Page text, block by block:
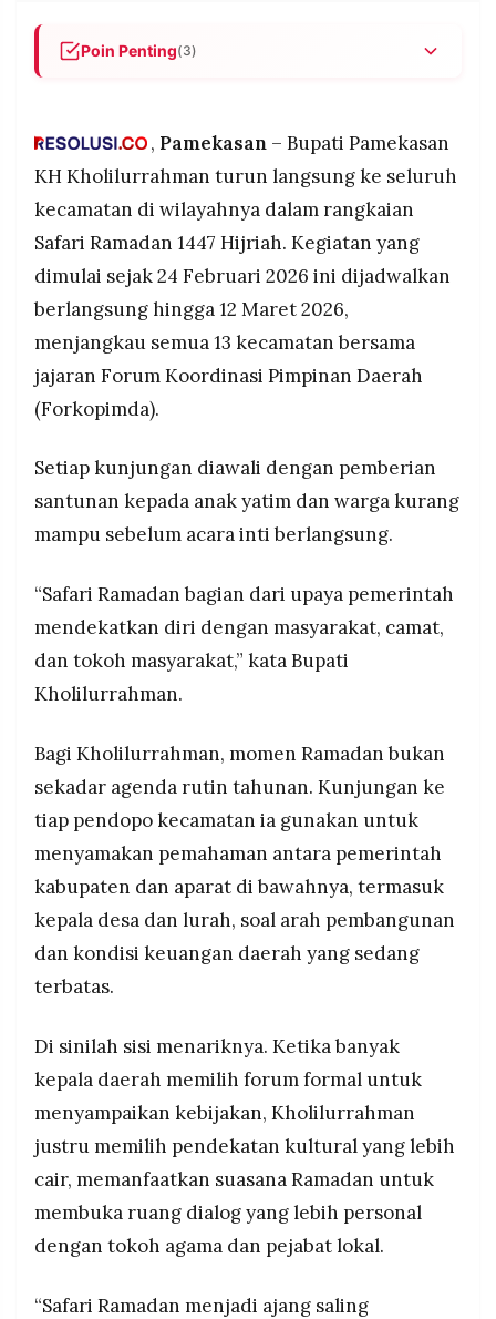
IKUTI
KAMI
PT.
MEDIA
PRAMUDITA
©
Resolusi.co
PT.
MEDIA
PRAMUDITA
Poin Penting(3)
12 Maret 2026, dipimpin langsung Bupati KH
santunan anak yatim dan duafa sebagai bagian
dari rangkaian acara.
Bupati menegaskan safari ini dimanfaatkan untuk
menyamakan pemahaman kebijakan
pembangunan di seluruh tingkatan pemerintahan,
termasuk di tengah kondisi anggaran daerah
yang terbatas.
, Pamekasan– Bupati Pamekasan
KH Kholilurrahman turun langsung ke seluruh
kecamatan di wilayahnya dalam rangkaian
Safari Ramadan 1447 Hijriah. Kegiatan yang
dimulai sejak 24 Februari 2026 ini dijadwalkan
berlangsung hingga 12 Maret 2026,
menjangkau semua 13 kecamatan bersama
jajaran Forum Koordinasi Pimpinan Daerah
(Forkopimda).
Setiap kunjungan diawali dengan pemberian
santunan kepada anak yatim dan warga kurang
mampu sebelum acara inti berlangsung.
“Safari Ramadan bagian dari upaya pemerintah
mendekatkan diri dengan masyarakat, camat,
dan tokoh masyarakat,” kata Bupati
Kholilurrahman.
Bagi Kholilurrahman, momen Ramadan bukan
sekadar agenda rutin tahunan. Kunjungan ke
tiap pendopo kecamatan ia gunakan untuk
menyamakan pemahaman antara pemerintah
kabupaten dan aparat di bawahnya, termasuk
kepala desa dan lurah, soal arah pembangunan
dan kondisi keuangan daerah yang sedang
terbatas.
Di sinilah sisi menariknya. Ketika banyak
kepala daerah memilih forum formal untuk
menyampaikan kebijakan, Kholilurrahman
justru memilih pendekatan kultural yang lebih
cair, memanfaatkan suasana Ramadan untuk
membuka ruang dialog yang lebih personal
dengan tokoh agama dan pejabat lokal.
“Safari Ramadan menjadi ajang saling